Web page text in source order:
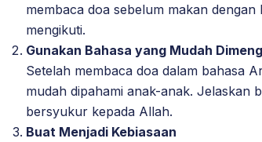
membaca doa sebelum makan
mengikuti.
Gunakan Bahasa yang Mudah
Setelah membaca doa dalam bahasa
mudah dipahami anak-anak. Jelaskan
bersyukur kepada Allah.
Buat Menjadi Kebiasaan